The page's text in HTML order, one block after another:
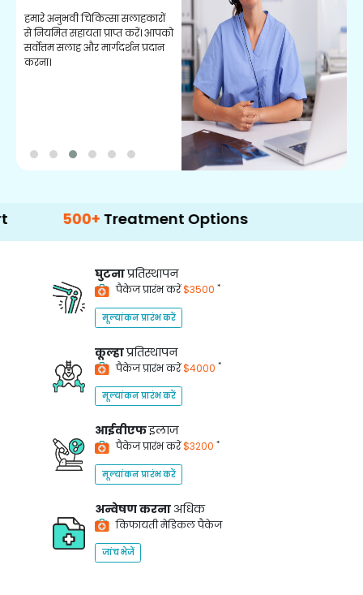
हमारे अनुभवी चिकित्सा सलाहकारों
से नियमित सहायता प्राप्त करें। आपको
सर्वोत्तम सलाह और मार्गदर्शन प्रदान
करना।
Treatment Options
घुटनाप्रतिस्थापन
पैकेज प्रारंभ करें$3500 *
मूल्यांकन प्रारंभ करें
कूल्हाप्रतिस्थापन
पैकेज प्रारंभ करें$4000 *
मूल्यांकन प्रारंभ करें
आईवीएफइलाज
पैकेज प्रारंभ करें$3200 *
मूल्यांकन प्रारंभ करें
अन्वेषण करना अधिक
किफायती मेडिकल पैकेज
जांच भेजें